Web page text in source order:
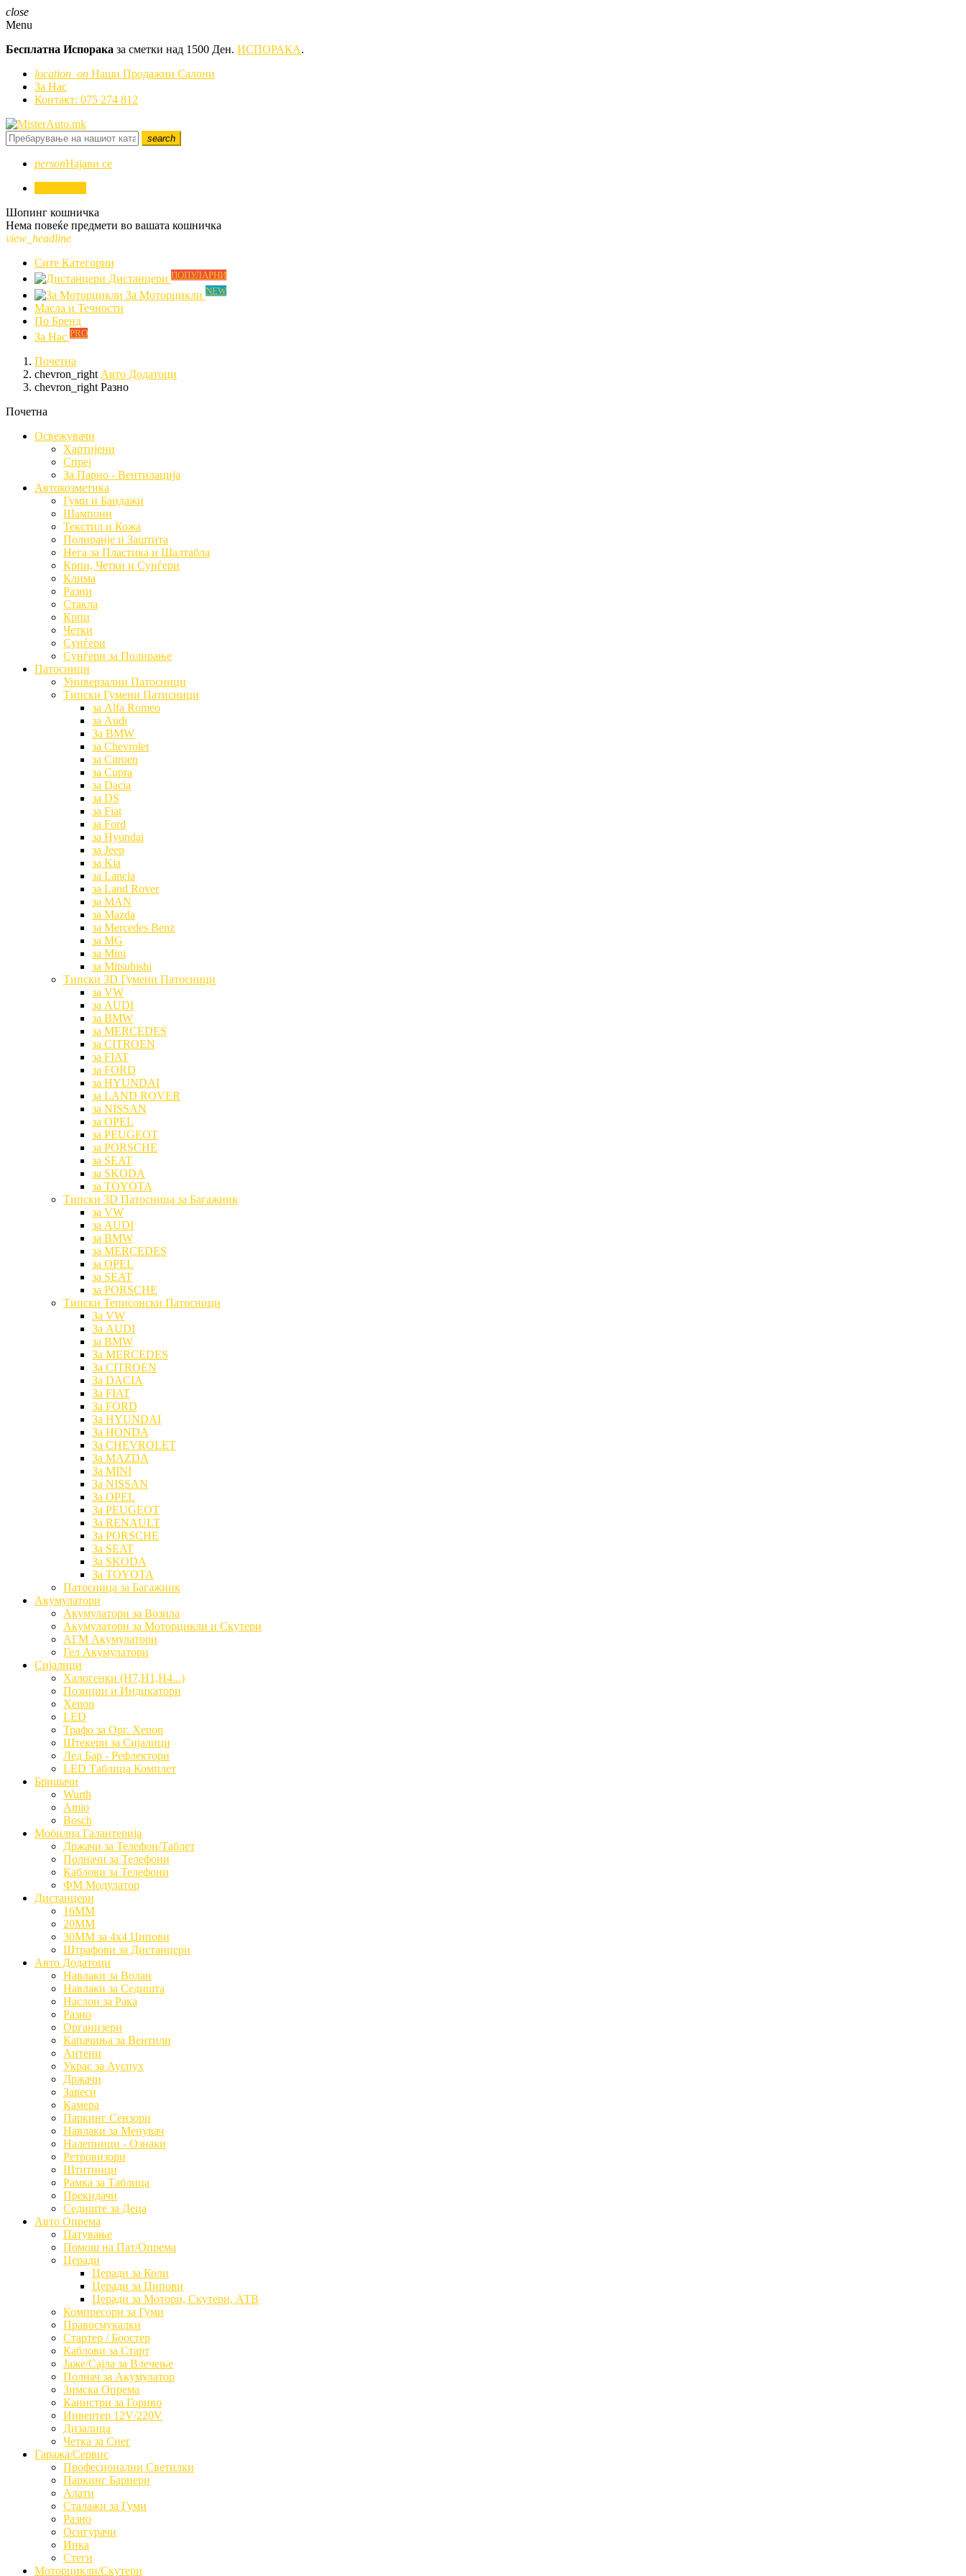
close
Menu
Бесплатна Испорака за сметки над 1500 Ден. ИСПОРАКА.
location_on Наши Продажни Салони
За Нас
Контакт: 075 274 812
search
personНајави се
Шопинг кошничка
Нема повеќе предмети во вашата кошничка
view_headline
Сите Категории
Дистанцери ПОПУЛАРНИ
За Моторцикли NEW
Mасла и Течности
По Бренд
За Нас PRO
Почетна
chevron_right Авто Додатоци
chevron_right Разно
Почетна
Освежувачи
Хартијени
Спреј
За Парно - Вентилација
Автокозметика
Гуми и Бандажи
Шампони
Текстил и Кожа
Полиранје и Заштита
Нега за Пластика и Шалтабла
Крпи, Четки и Сунѓери
Клима
Разни
Стакла
Крпи
Четки
Сунѓери
Сунѓери за Полирање
Патосници
Универзални Патосници
Типски Гумени Патисници
за Alfa Romeo
за Audi
За BMW
за Chevrolet
за Citroen
за Cupra
за Dacia
за DS
за Fiat
за Ford
за Hyundai
за Jeep
за Kia
за Lancia
за Land Rover
за MAN
за Mazda
за Mercedes Benz
за MG
за Mini
за Mitsubishi
Типски 3D Гумени Патосници
за VW
за AUDI
за BMW
за MERCEDES
за CITROEN
за FIAT
за FORD
за HYUNDAI
за LAND ROVER
за NISSAN
за OPEL
за PEUGEOT
за PORSCHE
за SEAT
за SKODA
за TOYOTA
Типски 3D Патосница за Багажник
за VW
за AUDI
за BMW
за MERCEDES
за OPEL
за SEAT
за PORSCHE
Типски Теписонски Патосници
За VW
За AUDI
за BMW
За MERCEDES
За CITROEN
За DACIA
За FIAT
За FORD
За HYUNDAI
За HONDA
За CHEVROLET
За MAZDA
За MINI
За NISSAN
За OPEL
За PEUGEOT
За RENAULT
За PORSCHE
За SEAT
За SKODA
За TOYOTA
Патосница за Багажник
Акумулатори
Акумулатори за Возила
Акумулатори за Моторцикли и Скутери
АГМ Акумулатори
Гел Акумулатори
Сијалици
Халогенки (H7,H1,H4...)
Позиции и Индикатори
Xenon
LED
Трафо за Орг. Xenon
Штекери за Сијалици
Лед Бар - Рефлектори
LED Таблица Комплет
Бришачи
Wurth
Amio
Bosch
Мобилна Галантерија
Држачи за Телефон/Таблет
Полначи за Телефони
Каблови за Телефони
ФМ Модулатор
Дистанцери
16MM
20MM
30MM за 4x4 Џипови
Штрафови за Дистанцери
Авто Додатоци
Навлаки за Волан
Навлаки за Седишта
Наслон за Рака
Разно
Организери
Капачиња за Вентили
Антени
Украс за Ауспух
Држачи
Завеси
Камера
Паркинг Сензори
Навлаки за Менувач
Налепници - Ознаки
Ретровизори
Штитници
Рамка за Таблица
Прекидачи
Седиште за Деца
Авто Опрема
Патување
Помош на Пат/Опрема
Церади
Церади за Коли
Церади за Џипови
Церади за Мотори, Скутери, АТВ
Компресори за Гуми
Правосмукалки
Стартер / Боостер
Каблови за Старт
Јаже/Сајла за Влечење
Полнач за Акумулатор
Зимска Опрема
Канистри за Гориво
Инвертер 12V/220V
Дизалица
Четка за Снег
Гаража/Сервис
Професионални Светилки
Паркинг Бариери
Алати
Сталажи за Гуми
Разно
Осигурачи
Инка
Стеги
Моторцикли/Скутери